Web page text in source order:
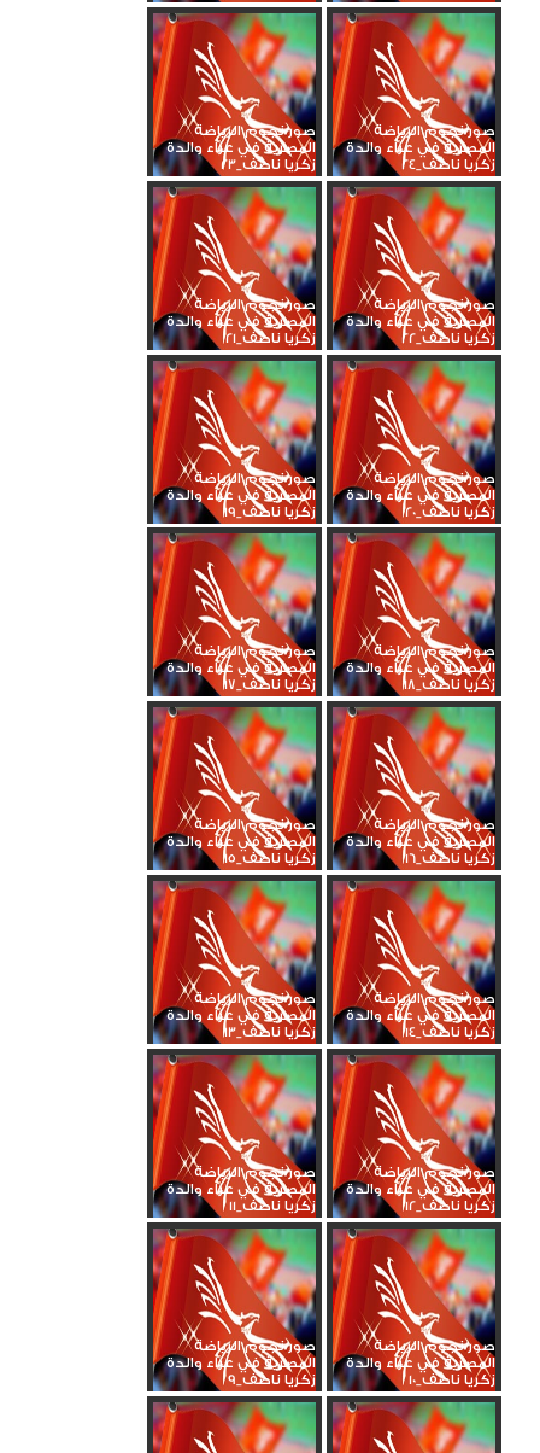
صور نجوم الرياضة
المصرية في عزاء والدة
زكريا ناصف_24
صور نجوم الرياضة
المصرية في عزاء والدة
زكريا ناصف_23
صور نجوم الرياضة
المصرية في عزاء والدة
زكريا ناصف_22
صور نجوم الرياضة
المصرية في عزاء والدة
زكريا ناصف_21
صور نجوم الرياضة
المصرية في عزاء والدة
زكريا ناصف_20
صور نجوم الرياضة
المصرية في عزاء والدة
زكريا ناصف_19
صور نجوم الرياضة
المصرية في عزاء والدة
زكريا ناصف_18
صور نجوم الرياضة
المصرية في عزاء والدة
زكريا ناصف_17
صور نجوم الرياضة
المصرية في عزاء والدة
زكريا ناصف_16
صور نجوم الرياضة
المصرية في عزاء والدة
زكريا ناصف_15
صور نجوم الرياضة
المصرية في عزاء والدة
زكريا ناصف_14
صور نجوم الرياضة
المصرية في عزاء والدة
زكريا ناصف_13
صور نجوم الرياضة
المصرية في عزاء والدة
زكريا ناصف_12
صور نجوم الرياضة
المصرية في عزاء والدة
زكريا ناصف_11
صور نجوم الرياضة
المصرية في عزاء والدة
زكريا ناصف_10
صور نجوم الرياضة
المصرية في عزاء والدة
زكريا ناصف_9